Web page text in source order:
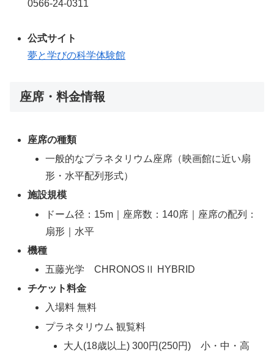
0566-24-0311
公式サイト
夢と学びの科学体験館
座席・料金情報
座席の種類
一般的なプラネタリウム座席（映画館に近い扇
形・水平配列形式）
施設規模
ドーム径：15m｜座席数：140席｜座席の配列：
扇形｜水平
機種
五藤光学 CHRONOSⅡ HYBRID
チケット料金
入場料 無料
プラネタリウム 観覧料
大人(18歳以上) 300円(250円) 小・中・高